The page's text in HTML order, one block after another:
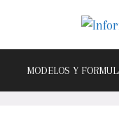
MODELOS Y